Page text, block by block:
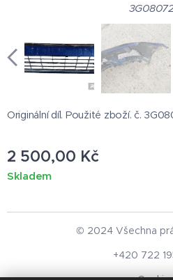
Originální díl. Použité zboží. č.
2 500,00 Kč
Skladem
© 2024 Všechna
+420 722